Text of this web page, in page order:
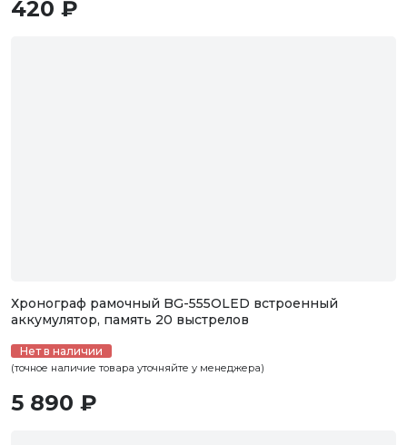
420 ₽
Хронограф рамочный BG-555OLED встроенный
аккумулятор, память 20 выстрелов
Нет в наличии
(точное наличие товара уточняйте у менеджера)
5 890 ₽